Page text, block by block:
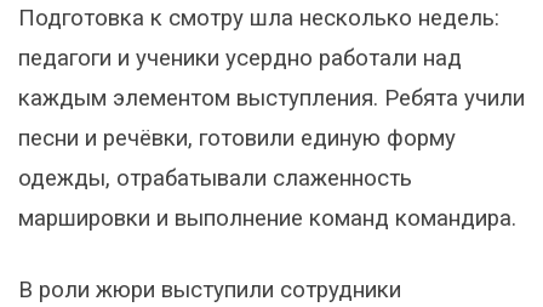
Подготовка к смотру шла несколько недель:
педагоги и ученики усердно работали над
каждым элементом выступления. Ребята учили
песни и речёвки, готовили единую форму
одежды, отрабатывали слаженность
маршировки и выполнение команд командира.
В роли жюри выступили сотрудники